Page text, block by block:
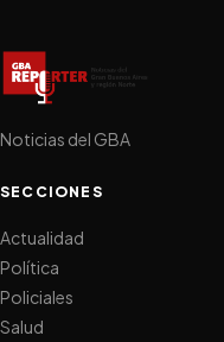
Noticias del GBA
SECCIONES
Actualidad
Política
Policiales
Salud